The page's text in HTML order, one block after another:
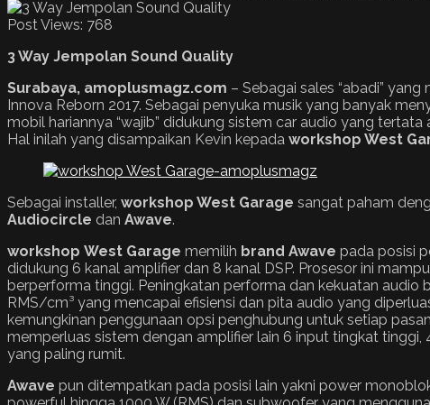
Post Views: 768
3 Way Jempolan Sound Quality
Surabaya, amoplusmagz.com – Sebagai sales “abadi”
Innova Reborn 2017. Sebagai penyuka musik yang banyak
mobil hariannya “wajib” didukung sistem car audio yang
Hal inilah yang disampaikan Kevin kepada workshop West
Sebagai installer, workshop West Garage sangat paham
Audiocircle dan Awave.
workshop West Garage memilih brand Awave pada posisi
didukung 6 kanal amplifier dan 8 kanal DSP. Prosesor ini
berperforma tinggi. Peningkatan performa dan kekuatan audio
RMS/cm³ yang mencapai efisiensi dan pita audio yang
kemungkinan penggunaan opsi penghubung untuk setiap
memperluas sistem dengan amplifier lain 6 input tingkat
yang paling rumit.
Awave pun ditempatkan pada posisi lain yakni power